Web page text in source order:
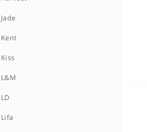
HQD ULTRA STICK
HQD V2
Jade
Kent
Kiss
L&M
LD
Lifa